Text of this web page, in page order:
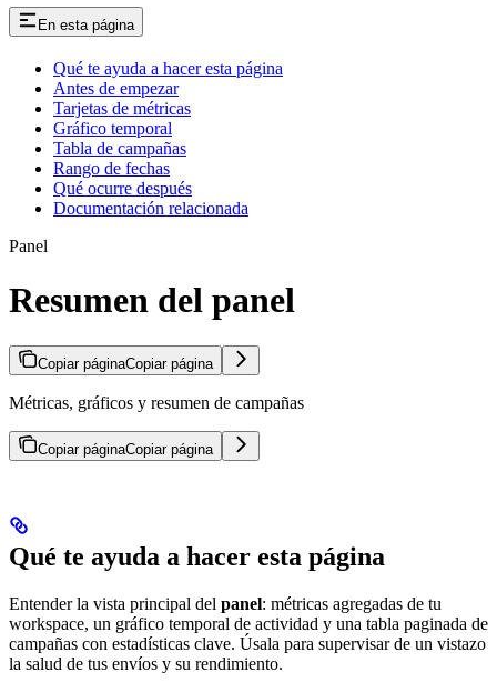
En esta página
Qué te ayuda a hacer esta página
Antes de empezar
Tarjetas de métricas
Gráfico temporal
Tabla de campañas
Rango de fechas
Qué ocurre después
Documentación relacionada
Panel
Resumen del panel
Copiar páginaCopiar página
Métricas, gráficos y resumen de campañas
Copiar páginaCopiar página
Qué te ayuda a hacer esta página
Entender la vista principal del panel: métricas agregadas de tu
workspace, un gráfico temporal de actividad y una tabla paginada de
campañas con estadísticas clave. Úsala para supervisar de un vistazo
la salud de tus envíos y su rendimiento.